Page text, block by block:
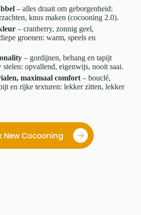
– alles draait om geborgenheid:
knus maken (cocooning 2.0).
– cranberry, zonnig geel,
groenen: warm, speels en
– gordijnen, behang en tapijt
stelen: opvallend, eigenwijs, nooit saai.
maximaal comfort– bouclé,
en rijke texturen: lekker zitten, lekker
New Cocooning